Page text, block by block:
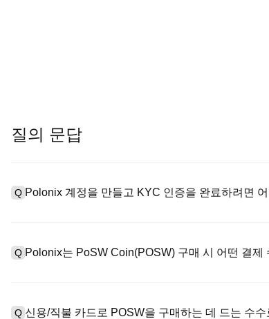
질의 문답
Q Polonix 계정을 만들고 KYC 인증을 완료하려면
하여 유효한 신분증 문서를 업로드하고 셀카를 찍어
Q Polonix는 PoSW Coin(POSW) 구매 시 어떤 결제
를 초과하는 대규모 거래에 대한 장외 거래(OTC 거래,
Q 신용/직불 카드로 POSW을 구매하는 데 드는 수